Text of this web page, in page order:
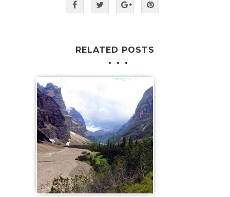
RELATED POSTS